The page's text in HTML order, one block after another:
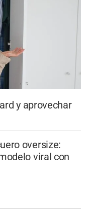
y aprovechar
oversize:
viral con